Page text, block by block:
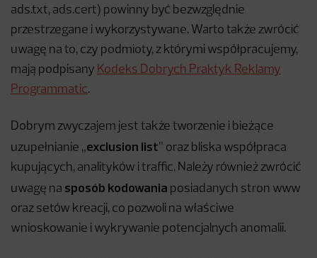
ads.txt, ads.cert) powinny być bezwzględnie
przestrzegane i wykorzystywane. Warto także zwrócić
uwagę na to, czy podmioty, z którymi współpracujemy,
mają podpisany Kodeks Dobrych Praktyk Reklamy
Programmatic.
Dobrym zwyczajem jest także tworzenie i bieżące
uzupełnianie „exclusion list” oraz bliska współpraca
kupujących, analityków i traffic. Należy również zwrócić
uwagę na sposób kodowania posiadanych stron www
oraz setów kreacji, co pozwoli na właściwe
wnioskowanie i wykrywanie potencjalnych anomalii.